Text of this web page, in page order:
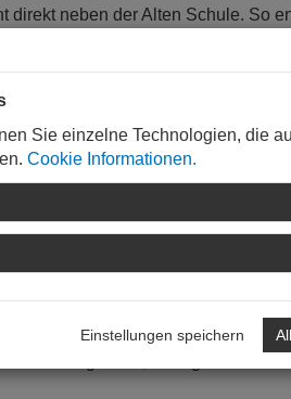
direkt neben der Alten Schule. So
modernen Architektur.
Landau,
Seegmüller,
Sie einzelne Technologien, die
Cookie Informationen.
Einstellungen speichern